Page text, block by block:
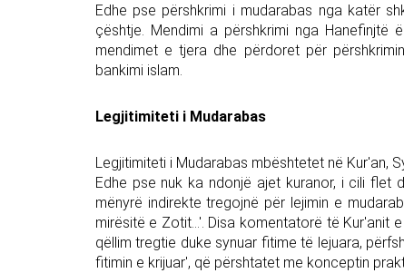
Edhe pse përshkrimi i mudarabas nga katër
çështje. Mendimi a përshkrimi nga Hanefinjtë
mendimet e tjera dhe përdoret për
bankimi islam.
Legjitimiteti i Mudarabas
Legjitimiteti i Mudarabas mbështetet në Kur'an,
Edhe pse nuk ka ndonjë ajet kuranor, i cili flet
mënyrë indirekte tregojnë për lejimin e
mirësitë e Zotit...'. Disa komentatorë të Kur'anit
qëllim tregtie duke synuar fitime të lejuara,
fitimin e krijuar', që përshtatet me konceptin